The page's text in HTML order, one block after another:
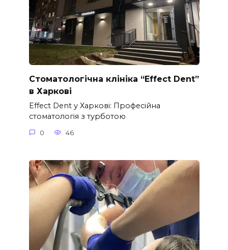
Стоматологічна клініка “Effect Dent”
в Харкові
Effect Dent у Харкові: Професійна
стоматологія з турботою
0 46